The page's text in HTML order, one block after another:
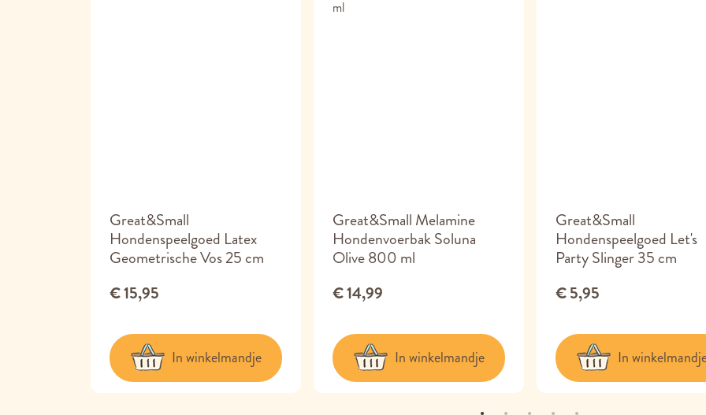
Great&Small
Hondenspeelgoed Latex
Geometrische Vos 25 cm
€ 15,95
In winkelmandje
Great&Small Melamine
Hondenvoerbak Soluna
Olive 800 ml
€ 14,99
In winkelmandje
Great&Small
Hondenspeelgoed Let's
Party Slinger 35 cm
€ 5,95
In